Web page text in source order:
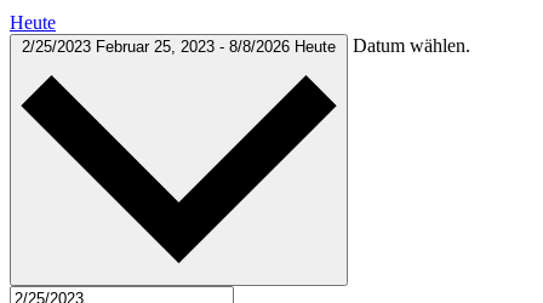
Heute
2/25/2023 Februar 25, 2023 - 8/8/2026 Heute Datum wählen.